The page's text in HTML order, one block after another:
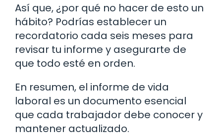
Así que, ¿por qué no hacer de esto un
hábito? Podrías establecer un
recordatorio cada seis meses para
revisar tu informe y asegurarte de
que todo esté en orden.
En resumen, el informe de vida
laboral es un documento esencial
que cada trabajador debe conocer y
mantener actualizado.